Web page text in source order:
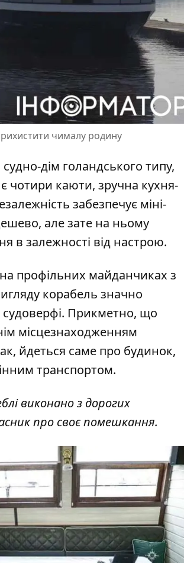
чималу родину
дім голандського типу,
чотири каюти, зручна кухня-
забезпечує міні-
але зате на ньому
в залежності від настрою.
профільних майданчиках з
корабель значно
. Прикметно, що
місцезнаходженням
йдеться саме про будинок,
транспортом.
виконано з дорогих
про своє помешкання.